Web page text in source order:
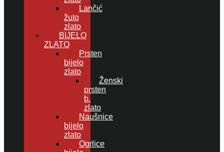
Lančić
žuto
zlato
BIJELO
ZLATO
Prsten
bijelo
zlato
Ženski
prsten
b.
zlato
Naušnice
bijelo
zlato
Ogrlice